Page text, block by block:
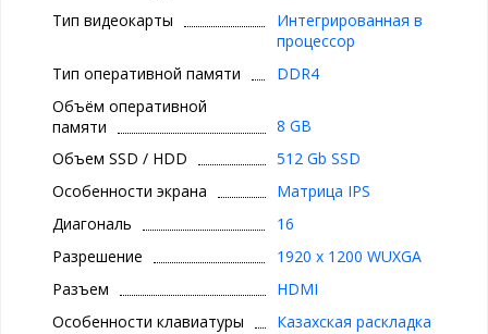
Тип видеокарты
Интегрированная в
процессор
Тип оперативной памяти
DDR4
Объём оперативной
памяти
8 GB
Объем SSD / HDD
512 Gb SSD
Особенности экрана
Матрица IPS
Диагональ
16
Разрешение
1920 x 1200 WUXGA
Разъем
HDMI
Особенности клавиатуры
Казахская раскладка